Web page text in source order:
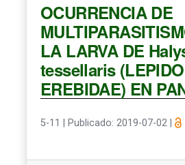
OCURRENCIA DE
LA LARVA DE
tessellaris
EREBIDAE) EN
5-11 Publicado: 2019-07-02